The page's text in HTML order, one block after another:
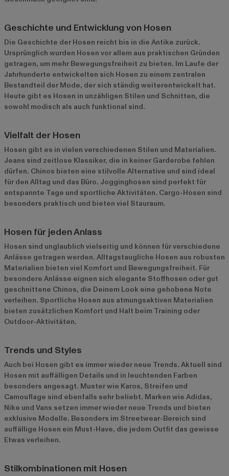
Geschichte und Entwicklung von Hosen
Die Geschichte der Hosen reicht bis in die Antike zurück.
Ursprünglich wurden Hosen vor allem aus praktischen Gründen
getragen, um mehr Bewegungsfreiheit zu bieten. Im Laufe der
Jahrhunderte entwickelten sich Hosen zu einem zentralen
Bestandteil der Mode, der sich ständig weiterentwickelt hat.
Heute gibt es Hosen in unzähligen Stilen und Schnitten, die
sowohl modisch als auch funktional sind.
Vielfalt der Hosen
Hosen gibt es in vielen verschiedenen Stilen und Materialien.
Jeans sind zeitlose Klassiker, die in keiner Garderobe fehlen
dürfen. Chinos bieten eine stilvolle Alternative und sind ideal
für den Alltag und das Büro. Jogginghosen sind perfekt für
entspannte Tage und sportliche Aktivitäten. Cargo-Hosen sind
besonders praktisch und bieten viel Stauraum.
Hosen für jeden Anlass
Hosen sind unglaublich vielseitig und können für verschiedene
Anlässe getragen werden. Alltagstaugliche Hosen aus robusten
Materialien bieten viel Komfort und Bewegungsfreiheit. Für
besondere Anlässe eignen sich elegante Stoffhosen oder gut
geschnittene Chinos, die Deinem Look eine gehobene Note
verleihen. Sportliche Hosen aus atmungsaktiven Materialien
bieten zusätzlichen Komfort und Halt beim Training oder
Outdoor-Aktivitäten.
Trends und Styles
Auch bei Hosen gibt es immer wieder neue Trends. Aktuell sind
Hosen mit auffälligen Details und in leuchtenden Farben
besonders angesagt. Muster wie Karos, Streifen und
Camouflage sind ebenfalls sehr beliebt. Marken wie Adidas,
Nike und Vans setzen immer wieder neue Trends und bieten
exklusive Modelle. Besonders im Streetwear-Bereich sind
auffällige Hosen ein Must-Have, die jedem Outfit das gewisse
Etwas verleihen.
Stilkombinationen mit Hosen